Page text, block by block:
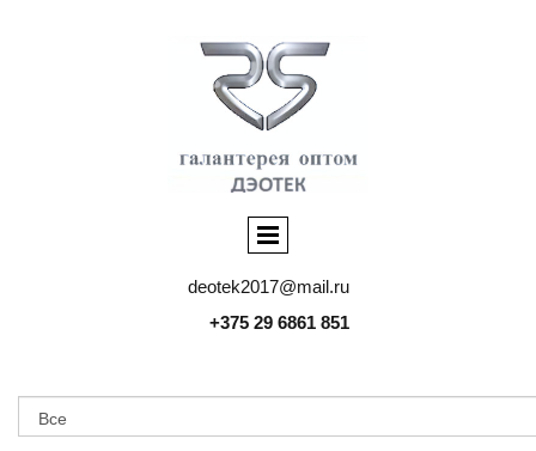
deotek2017@mail.ru
+375 29 6861 851